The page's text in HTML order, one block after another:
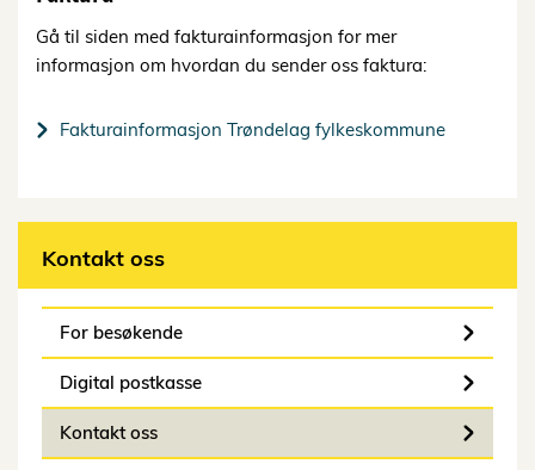
Gå til siden med fakturainformasjon for mer
informasjon om hvordan du sender oss faktura:
Fakturainformasjon Trøndelag fylkeskommune
Kontakt oss
For besøkende
Digital postkasse
Kontakt oss